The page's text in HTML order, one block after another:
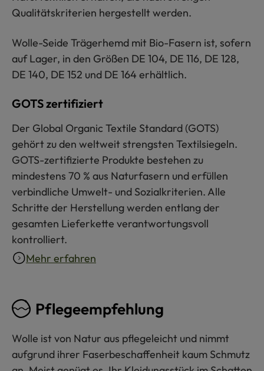
Qualitätskriterien hergestellt werden.
Wolle-Seide Trägerhemd mit Bio-Fasern ist, sofern
auf Lager, in den Größen DE 104, DE 116, DE 128,
DE 140, DE 152 und DE 164 erhältlich.
GOTS zertifiziert
Der Global Organic Textile Standard (GOTS)
gehört zu den weltweit strengsten Textilsiegeln.
GOTS-zertifizierte Produkte bestehen zu
mindestens 70 % aus Naturfasern und erfüllen
verbindliche Umwelt- und Sozialkriterien. Alle
Schritte der Herstellung werden entlang der
gesamten Lieferkette verantwortungsvoll
kontrolliert.
Mehr erfahren
Pflegeempfehlung
Wolle ist von Natur aus pflegeleicht und nimmt
aufgrund ihrer Faserbeschaffenheit kaum Schmutz